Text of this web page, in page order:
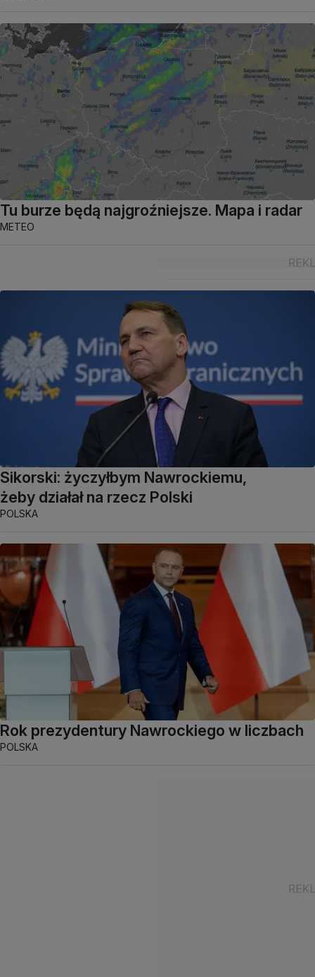
Tu burze będą najgroźniejsze. Mapa i radar
METEO
Sikorski: życzyłbym Nawrockiemu,
żeby działał na rzecz Polski
POLSKA
Rok prezydentury Nawrockiego w liczbach
POLSKA